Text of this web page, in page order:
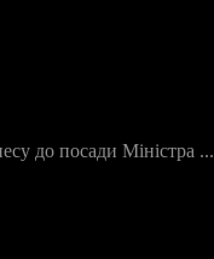
до посади Міністра ...